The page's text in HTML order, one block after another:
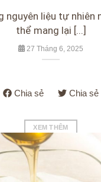
nguyên liệu tự nhiên
thể mang lại [...]
27 Tháng 6, 2025
XEM THÊM
Chia sẻ Chia sẻ